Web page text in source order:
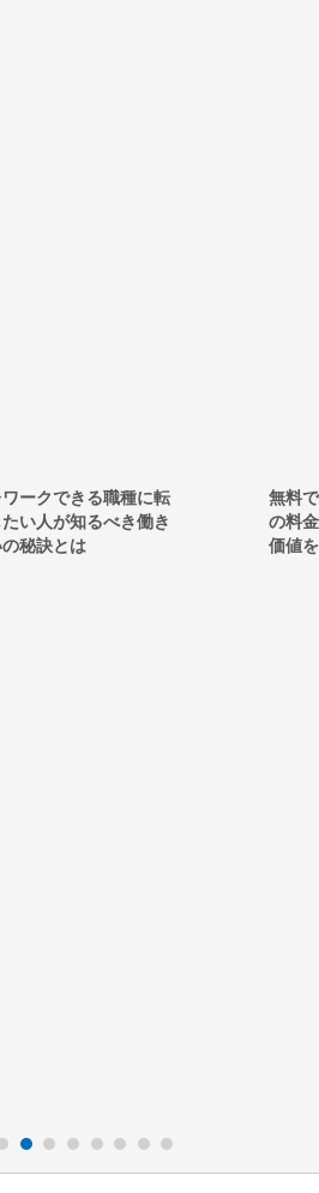
無料でも十分？ビズリーチ
の料金と有料プランの利用
価値を関係者が解説